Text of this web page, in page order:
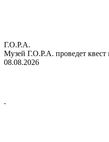
Г.О.Р.А.
Музей Г.О.Р.А. проведет
08.08.2026